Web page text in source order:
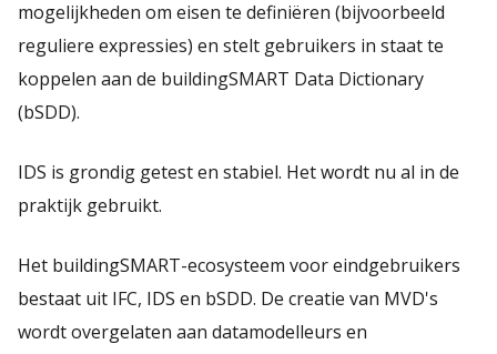
mogelijkheden om eisen te definiëren (bijvoorbeeld
reguliere expressies) en stelt gebruikers in staat te
koppelen aan de buildingSMART Data Dictionary
(bSDD).
IDS is grondig getest en stabiel. Het wordt nu al in de
praktijk gebruikt.
Het buildingSMART-ecosysteem voor eindgebruikers
bestaat uit IFC, IDS en bSDD. De creatie van MVD's
wordt overgelaten aan datamodelleurs en